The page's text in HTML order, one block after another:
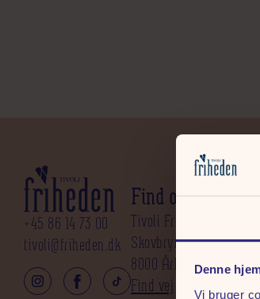
Denne
Vi bruger
+45 86 14 73 00
tivoli@friheden.dk
Find os
Tivoli Friheden A/S
Skovbrynet 5
8000 Århus C
Find vej